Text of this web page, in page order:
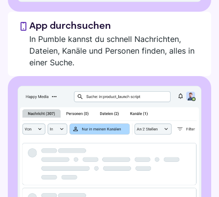
App durchsuchen
In Pumble kannst du schnell Nachrichten,
Dateien, Kanäle und Personen finden, alles in
einer Suche.